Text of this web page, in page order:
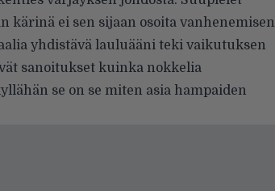
kärinä ei sen sijaan osoita vanhenemisen
yhdistävä lauluääni teki vaikutuksen
sanoitukset kuinka nokkelia
se on se miten asia hampaiden